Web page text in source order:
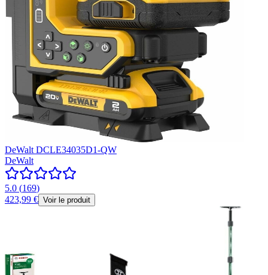
DeWalt DCLE34035D1-QW
DeWalt
5.0 (169)
423,99 € Voir le produit